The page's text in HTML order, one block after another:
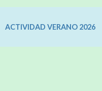
ACTIVIDAD VERANO 2026